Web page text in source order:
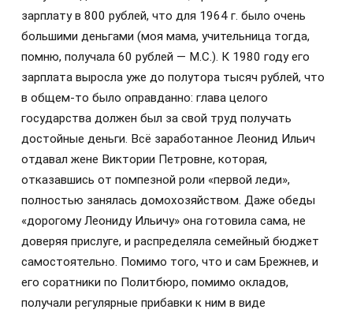
зарплату в 800 рублей, что для 1964 г. было очень
большими деньгами (моя мама, учительница тогда,
помню, получала 60 рублей — М.С.). К 1980 году его
зарплата выросла уже до полутора тысяч рублей, что
в общем-то было оправданно: глава целого
государства должен был за свой труд получать
достойные деньги. Всё заработанное Леонид Ильич
отдавал жене Виктории Петровне, которая,
отказавшись от помпезной роли «первой леди»,
полностью занялась домохозяйством. Даже обеды
«дорогому Леониду Ильичу» она готовила сама, не
доверяя прислуге, и распределяла семейный бюджет
самостоятельно. Помимо того, что и сам Брежнев, и
его соратники по Политбюро, помимо окладов,
получали регулярные прибавки к ним в виде